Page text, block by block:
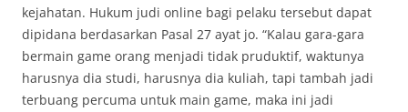
kejahatan. Hukum judi online bagi pelaku tersebut dapat
dipidana berdasarkan Pasal 27 ayat jo. “Kalau gara-gara
bermain game orang menjadi tidak pruduktif, waktunya
harusnya dia studi, harusnya dia kuliah, tapi tambah jadi
terbuang percuma untuk main game, maka ini jadi